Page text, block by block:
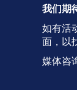
我们期
如有活
面，以
媒体咨